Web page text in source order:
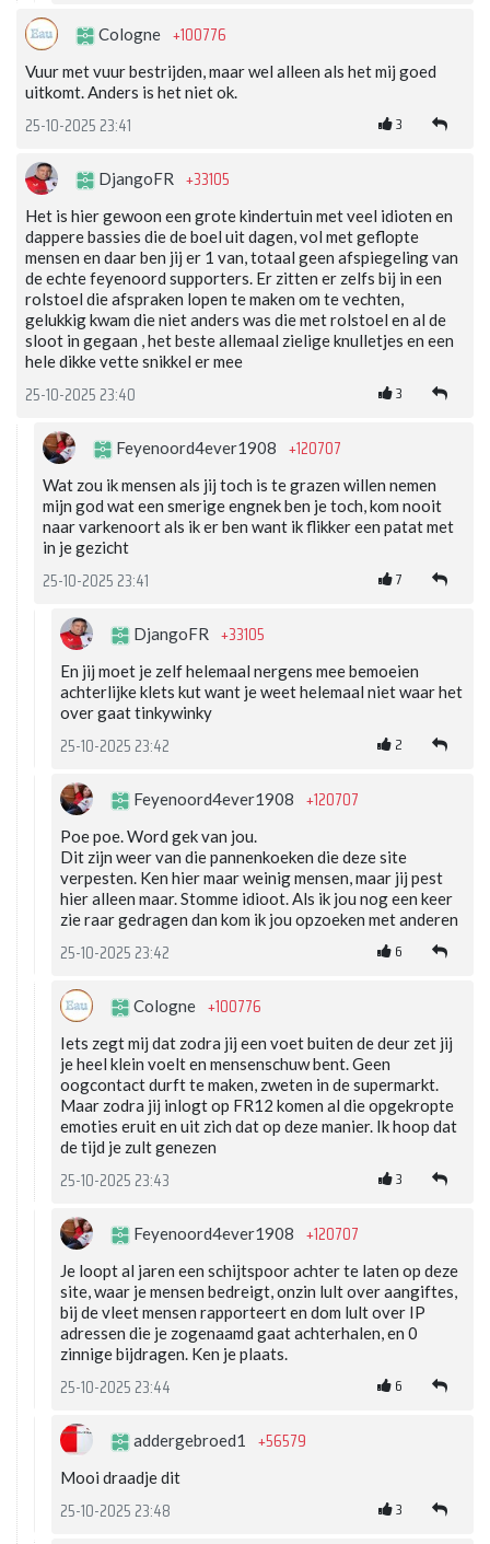
Cologne +100776
Vuur met vuur bestrijden, maar wel alleen als het mij goed
uitkomt. Anders is het niet ok.
25-10-2025 23:41 3
DjangoFR +33105
Het is hier gewoon een grote kindertuin met veel idioten en
dappere bassies die de boel uit dagen, vol met geflopte
mensen en daar ben jij er 1 van, totaal geen afspiegeling van
de echte feyenoord supporters. Er zitten er zelfs bij in een
rolstoel die afspraken lopen te maken om te vechten,
gelukkig kwam die niet anders was die met rolstoel en al de
sloot in gegaan , het beste allemaal zielige knulletjes en een
hele dikke vette snikkel er mee
25-10-2025 23:40 3
Feyenoord4ever1908 +120707
Wat zou ik mensen als jij toch is te grazen willen nemen
mijn god wat een smerige engnek ben je toch, kom nooit
naar varkenoort als ik er ben want ik flikker een patat met
in je gezicht
25-10-2025 23:41 7
DjangoFR +33105
En jij moet je zelf helemaal nergens mee bemoeien
achterlijke klets kut want je weet helemaal niet waar het
over gaat tinkywinky
25-10-2025 23:42 2
Feyenoord4ever1908 +120707
Poe poe. Word gek van jou.
Dit zijn weer van die pannenkoeken die deze site
verpesten. Ken hier maar weinig mensen, maar jij pest
hier alleen maar. Stomme idioot. Als ik jou nog een keer
zie raar gedragen dan kom ik jou opzoeken met anderen
25-10-2025 23:42 6
Cologne +100776
Iets zegt mij dat zodra jij een voet buiten de deur zet jij
je heel klein voelt en mensenschuw bent. Geen
oogcontact durft te maken, zweten in de supermarkt.
Maar zodra jij inlogt op FR12 komen al die opgekropte
emoties eruit en uit zich dat op deze manier. Ik hoop dat
de tijd je zult genezen
25-10-2025 23:43 3
Feyenoord4ever1908 +120707
Je loopt al jaren een schijtspoor achter te laten op deze
site, waar je mensen bedreigt, onzin lult over aangiftes,
bij de vleet mensen rapporteert en dom lult over IP
adressen die je zogenaamd gaat achterhalen, en 0
zinnige bijdragen. Ken je plaats.
25-10-2025 23:44 6
addergebroed1 +56579
Mooi draadje dit
25-10-2025 23:48 3